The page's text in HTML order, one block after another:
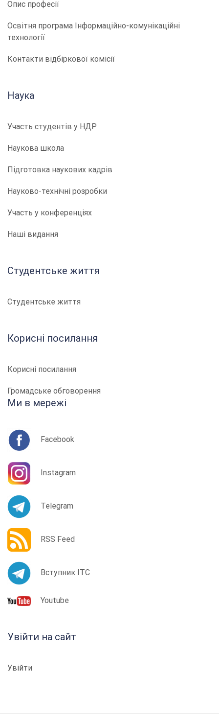
Опис професії
​​Освітня програма Інформаційно-комунікаційні
технології
Контакти відбіркової комісії
Наука
Участь студентів у НДР
Наукова школа
Підготовка наукових кадрів
Науково-технічні розробки
Участь у конференціях
Наші видання
Студентське життя
Студентське життя
Корисні посилання
Корисні посилання
Громадське обговорення
Ми в мережі
Facebook
Instagram
Telegram
RSS Feed
Вступник ІТС
Youtube
Увійти на сайт
Увійти